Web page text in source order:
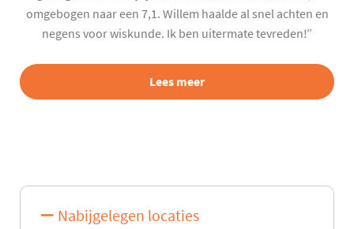
omgebogen naar een 7,1. Willem haalde al snel achten en
negens voor wiskunde. Ik ben uitermate tevreden!”
Lees meer
Nabijgelegen locaties